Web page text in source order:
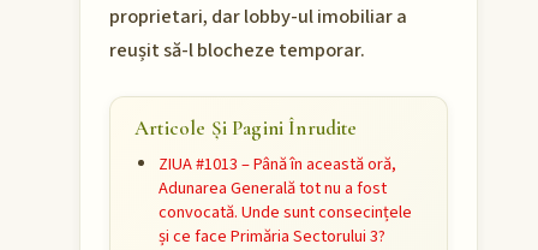
proprietari, dar lobby-ul imobiliar a
reușit să-l blocheze temporar.
Articole Și Pagini Înrudite
ZIUA #1013 – Până în această oră,
Adunarea Generală tot nu a fost
convocată. Unde sunt consecințele
și ce face Primăria Sectorului 3?